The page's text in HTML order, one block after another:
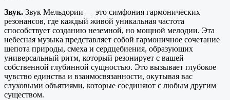
Звук. Звук Мельдории — это симфония гармонических
резонансов, где каждый живой уникальная частота
способствует созданию неземной, но мощной мелодии. Эта
небесная музыка представляет собой гармоничное сочетание
шепота природы, смеха и сердцебиения, образующих
универсальный ритм, который резонирует с вашей
собственной глубинной сущностью. Это вызывает глубокое
чувство единства и взаимосвязанности, окутывая вас
слуховыми объятиями, которые соединяют с любым другим
существом.